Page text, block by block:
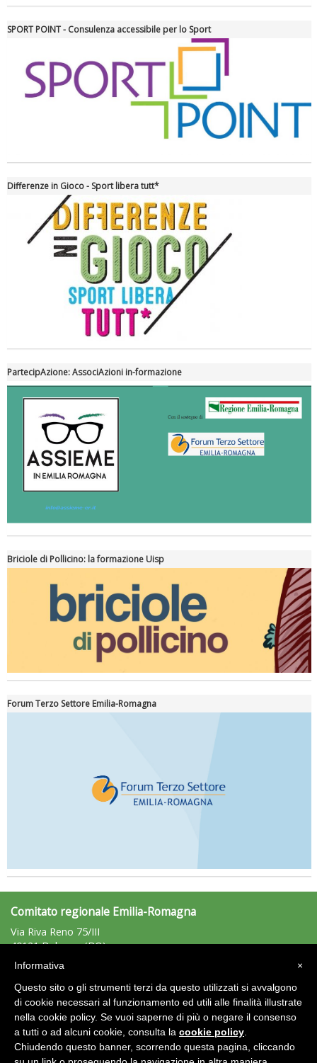
La formazione Uisp rallenta ma prosegue anche in estate
Tiziano Pesce nel Cda di Fondazione Terzjus: prima riunione a
SPORT POINT - Consulenza accessibile per lo Sport
Differenze in Gioco - Sport libera tutt*
PartecipAzione: AssociAzioni in-formazione
Briciole di Pollicino: la formazione Uisp
Forum Terzo Settore Emilia-Romagna
Comitato regionale Emilia-Romagna
Via Riva Reno 75/III
40121 Bologna (BO)
Tel: 051/225881 - Fax: 051/225203
C.F.: 92011680375
Area Riservata 2.0
×
Informativa
Questo sito o gli strumenti terzi da questo utilizzati si avvalgono
di cookie necessari al funzionamento ed utili alle finalità illustrate
nella cookie policy. Se vuoi saperne di più o negare il consenso
a tutti o ad alcuni cookie, consulta la cookie policy
Chiudendo questo banner, scorrendo questa pagina, cliccando